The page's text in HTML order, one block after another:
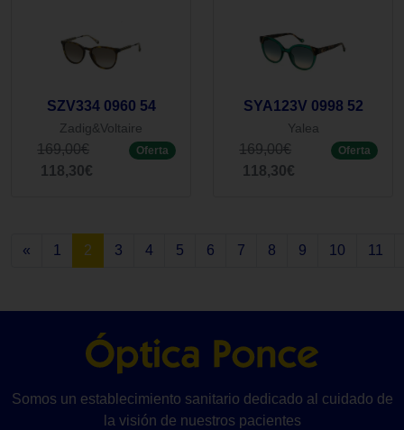
SZV334 0960 54
Zadig&Voltaire
169,00€
118,30€
Oferta
SYA123V 0998 52
Yalea
169,00€
118,30€
Oferta
« 1 2 3 4 5 6 7 8 9 10 11
Somos un establecimiento sanitario dedicado al cuidado de
la visión de nuestros pacientes